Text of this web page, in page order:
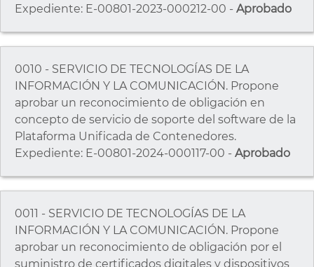
Expediente: E-00801-2023-000212-00 - Aprobado
0010 - SERVICIO DE TECNOLOGÍAS DE LA
INFORMACIÓN Y LA COMUNICACIÓN. Propone
aprobar un reconocimiento de obligación en
concepto de servicio de soporte del software de la
Plataforma Unificada de Contenedores.
Expediente: E-00801-2024-000117-00 - Aprobado
0011 - SERVICIO DE TECNOLOGÍAS DE LA
INFORMACIÓN Y LA COMUNICACIÓN. Propone
aprobar un reconocimiento de obligación por el
suministro de certificados digitales y dispositivos